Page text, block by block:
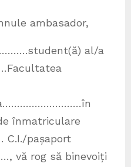
ambasador,
al/a
înmatriculare
pașaport
vă rog să binevoiți